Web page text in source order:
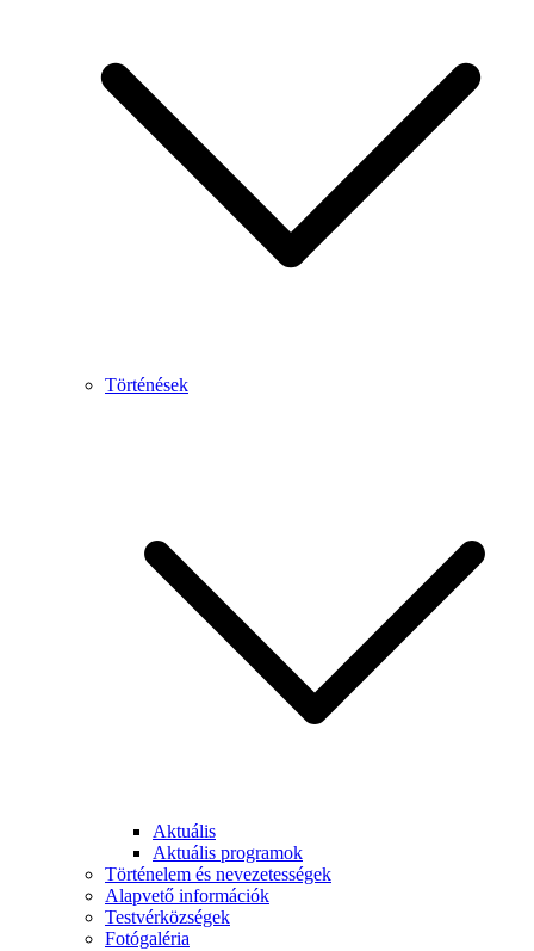
Történések
Aktuális
Aktuális programok
Történelem és nevezetességek
Alapvető információk
Testvérközségek
Fotógaléria